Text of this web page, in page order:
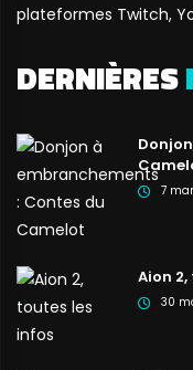
plateformes Twitch,
DERNIÈRES
7
Aion
30